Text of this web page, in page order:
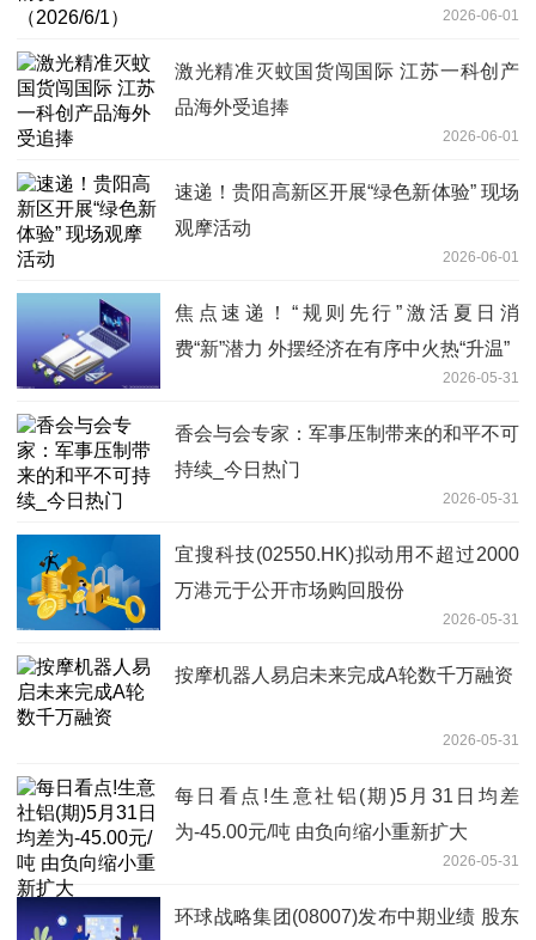
2026-06-01
激光精准灭蚊国货闯国际 江苏一科创产
品海外受追捧
2026-06-01
速递！贵阳高新区开展“绿色新体验” 现场
观摩活动
2026-06-01
焦点速递！“规则先行”激活夏日消
费“新”潜力 外摆经济在有序中火热“升温”
2026-05-31
香会与会专家：军事压制带来的和平不可
持续_今日热门
2026-05-31
宜搜科技(02550.HK)拟动用不超过2000
万港元于公开市场购回股份
2026-05-31
按摩机器人易启未来完成A轮数千万融资
2026-05-31
每日看点!生意社铝(期)5月31日均差
为-45.00元/吨 由负向缩小重新扩大
2026-05-31
环球战略集团(08007)发布中期业绩 股东